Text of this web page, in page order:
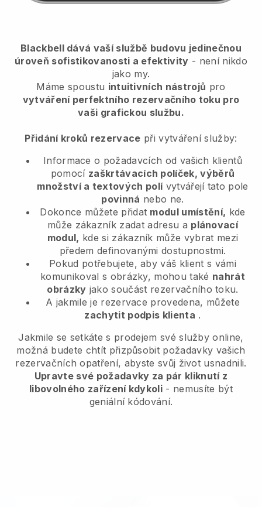
Blackbell dává vaší službě budovu jedinečnou
úroveň sofistikovanosti a efektivity - není nikdo
jako my.
Máme spoustu intuitivních nástrojů pro
vytváření perfektního rezervačního toku pro
vaši grafickou službu.
Přidání kroků rezervace při vytváření služby:
Informace o požadavcích od vašich klientů
pomocí zaškrtávacích políček, výběrů
množství a textových polívytvářejí tato pole
povinná nebo ne.
Dokonce můžete přidat modul umístění, kde
může zákazník zadat adresu a plánovací
modul, kde si zákazník může vybrat mezi
předem definovanými dostupnostmi.
Pokud potřebujete, aby váš klient s vámi
komunikoval s obrázky, mohou také nahrát
obrázky jako součást rezervačního toku.
A jakmile je rezervace provedena, můžete
zachytit podpis klienta .
Jakmile se setkáte s prodejem své služby online,
možná budete chtít přizpůsobit požadavky vašich
rezervačních opatření, abyste svůj život usnadnili.
Upravte své požadavky za pár kliknutí z
libovolného zařízení kdykoli - nemusíte být
geniální kódování.